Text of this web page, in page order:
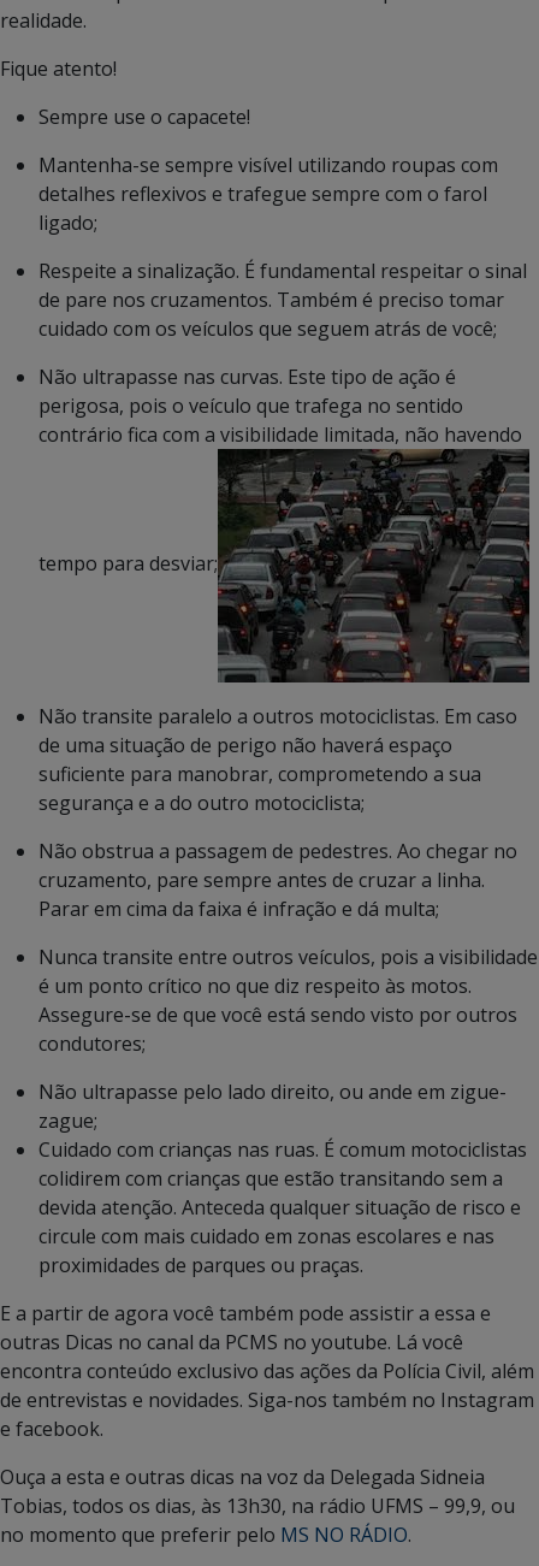
realidade.
Fique atento!
Sempre use o capacete!
Mantenha-se sempre visível utilizando roupas com
detalhes reflexivos e trafegue sempre com o farol
ligado;
Respeite a sinalização. É fundamental respeitar o sinal
de pare nos cruzamentos. Também é preciso tomar
cuidado com os veículos que seguem atrás de você;
Não ultrapasse nas curvas. Este tipo de ação é
perigosa, pois o veículo que trafega no sentido
contrário fica com a visibilidade limitada, não havendo
tempo para desviar;
Não transite paralelo a outros motociclistas. Em caso
de uma situação de perigo não haverá espaço
suficiente para manobrar, comprometendo a sua
segurança e a do outro motociclista;
Não obstrua a passagem de pedestres. Ao chegar no
cruzamento, pare sempre antes de cruzar a linha.
Parar em cima da faixa é infração e dá multa;
Nunca transite entre outros veículos, pois a visibilidade
é um ponto crítico no que diz respeito às motos.
Assegure-se de que você está sendo visto por outros
condutores;
Não ultrapasse pelo lado direito, ou ande em zigue-
zague;
Cuidado com crianças nas ruas. É comum motociclistas
colidirem com crianças que estão transitando sem a
devida atenção. Anteceda qualquer situação de risco e
circule com mais cuidado em zonas escolares e nas
proximidades de parques ou praças.
E a partir de agora você também pode assistir a essa e
outras Dicas no canal da PCMS no youtube. Lá você
encontra conteúdo exclusivo das ações da Polícia Civil, além
de entrevistas e novidades. Siga-nos também no Instagram
e facebook.
Ouça a esta e outras dicas na voz da Delegada Sidneia
Tobias, todos os dias, às 13h30, na rádio UFMS – 99,9, ou
no momento que preferir pelo MS NO RÁDIO.